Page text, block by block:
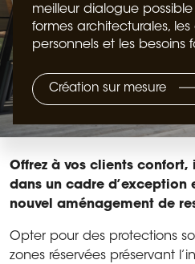
meilleur dialogue possible
formes architecturales, les
personnels et les besoins
Création sur mesure
Offrez à vos clients
dans un cadre d’exception
nouvel aménagement de
Opter pour des protections
zones réservées préservant